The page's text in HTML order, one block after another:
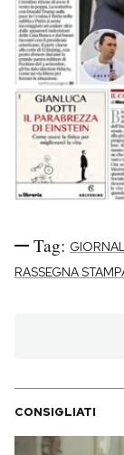
Tag:
RASSEGNA
CONSIGLIATI